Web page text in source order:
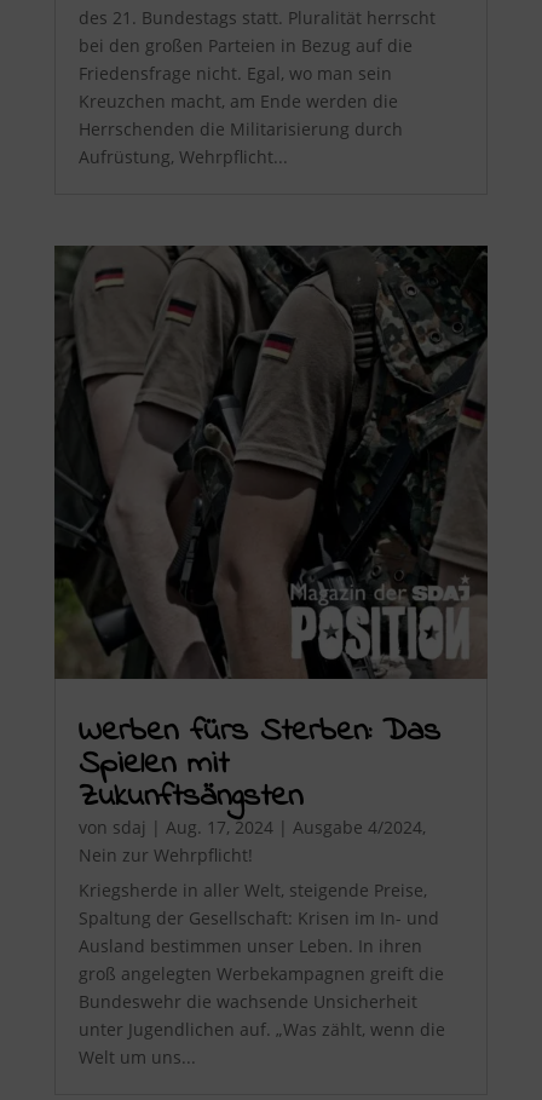
des 21. Bundestags statt. Pluralität herrscht
bei den großen Parteien in Bezug auf die
Friedensfrage nicht. Egal, wo man sein
Kreuzchen macht, am Ende werden die
Herrschenden die Militarisierung durch
Aufrüstung, Wehrpflicht...
Werben fürs Sterben: Das
Spielen mit
Zukunftsängsten
von sdaj | Aug. 17, 2024| Ausgabe 4/2024,
Nein zur Wehrpflicht!
Kriegsherde in aller Welt, steigende Preise,
Spaltung der Gesellschaft: Krisen im In- und
Ausland bestimmen unser Leben. In ihren
groß angelegten Werbekampagnen greift die
Bundeswehr die wachsende Unsicherheit
unter Jugendlichen auf. „Was zählt, wenn die
Welt um uns...